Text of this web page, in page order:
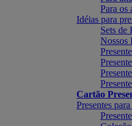
Para os
Idéias para
Sets de
Nossos
Cartão
Presentes